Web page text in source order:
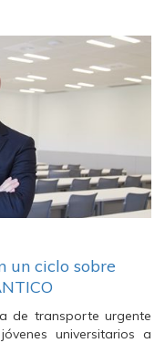
un ciclo sobre
de transporte urgente
universitarios a